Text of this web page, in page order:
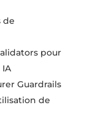
de
pour
Guardrails
de